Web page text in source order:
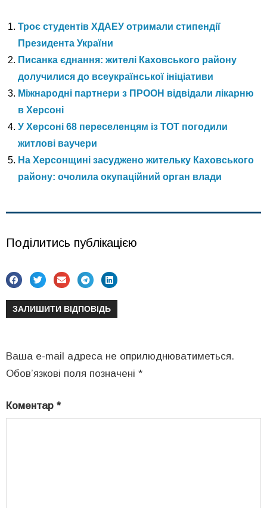
Троє студентів ХДАЕУ отримали стипендії
Президента України
Писанка єднання: жителі Каховського району
долучилися до всеукраїнської ініціативи
Міжнародні партнери з ПРООН відвідали лікарню
в Херсоні
У Херсоні 68 переселенцям із ТОТ погодили
житлові ваучери
На Херсонщині засуджено жительку Каховського
району: очолила окупаційний орган влади
Поділитись публікацією
ЗАЛИШИТИ ВІДПОВІДЬ
Ваша e-mail адреса не оприлюднюватиметься.
Обов’язкові поля позначені *
Коментар *